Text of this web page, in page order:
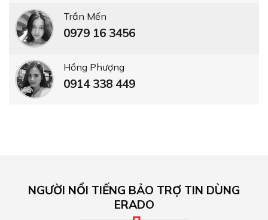
Trần Mến
0979 16 3456
Hồng Phượng
0914 338 449
NGƯỜI NỔI TIẾNG BẢO TRỢ TIN DÙNG
ERADO